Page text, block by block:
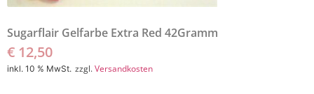
Sugarflair Gelfarbe Extra Red 42Gramm
€ 12,50
inkl. 10 % MwSt. zzgl.Versandkosten